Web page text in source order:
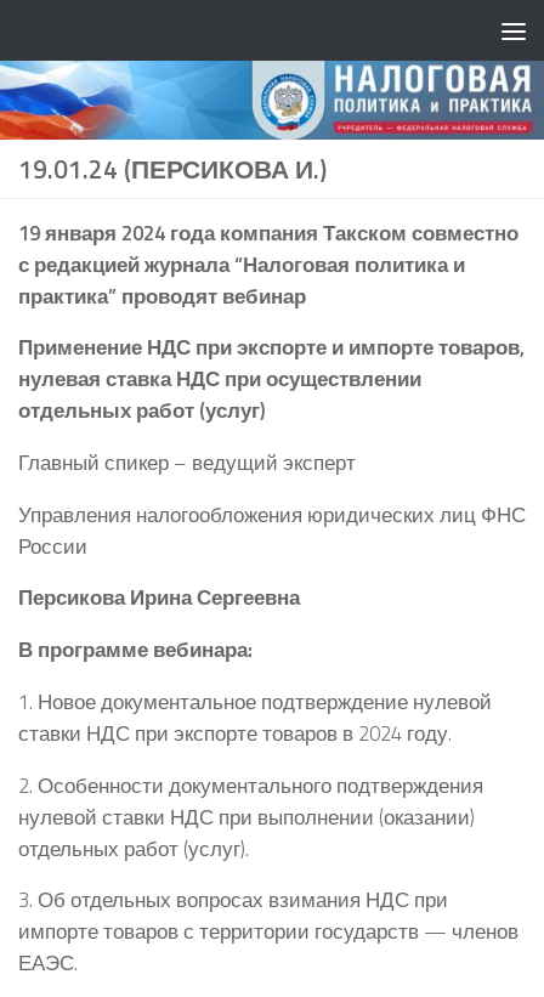
19.01.24 (ПЕРСИКОВА И.)
19 января 2024 года компания Такском совместно
с редакцией журнала “Налоговая политика и
практика” проводят вебинар
Применение НДС при экспорте и импорте товаров,
нулевая ставка НДС при осуществлении
отдельных работ (услуг)
Главный спикер – ведущий эксперт
Управления налогообложения юридических лиц ФНС
России
ПерсиковаИрина Сергеевна
В программе вебинара:
1. Новое документальное подтверждение нулевой
ставки НДС при экспорте товаров в 2024 году.
2. Особенности документального подтверждения
нулевой ставки НДС при выполнении (оказании)
отдельных работ (услуг).
3. Об отдельных вопросах взимания НДС при
импорте товаров с территории государств — членов
ЕАЭС.